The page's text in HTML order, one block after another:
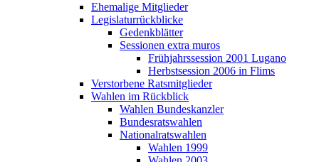
Ehemalige Mitglieder
Legislaturrückblicke
Gedenkblätter
Sessionen extra muros
Frühjahrssession 2001 Lugano
Herbstsession 2006 in Flims
Verstorbene Ratsmitglieder
Wahlen im Rückblick
Wahlen Bundeskanzler
Bundesratswahlen
Nationalratswahlen
Wahlen 1999